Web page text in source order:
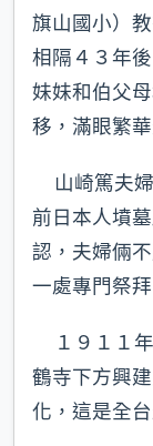
旗山國小）
相隔４３年
妹妹和伯父
移，滿眼繁
山崎篤夫婦
前日本人墳
認，夫婦倆
一處專門祭
１９１１年
鶴寺下方興
化，這是全